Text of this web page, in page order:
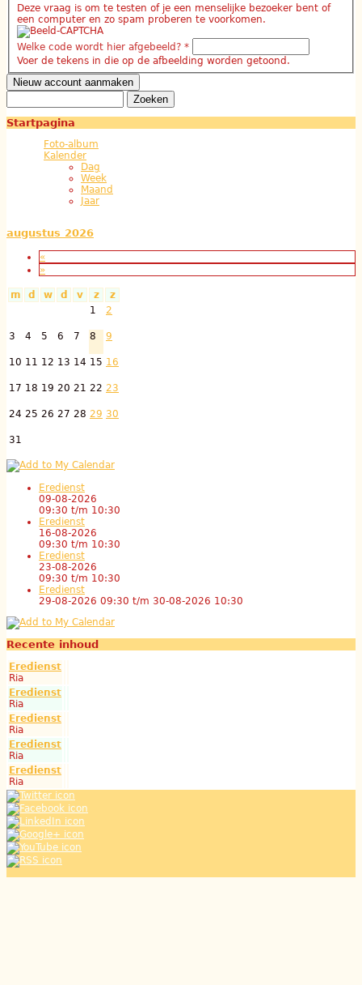
Deze vraag is om te testen of je een menselijke bezoeker bent of
een computer en zo spam proberen te voorkomen.
Welke code wordt hier afgebeeld? *
Voer de tekens in die op de afbeelding worden getoond.
Zoekveld
Startpagina
Foto-album
Kalender
Dag
Week
Maand
Jaar
augustus 2026
«
»
m d w d v z
z
1
2
3 4 5 6 7 8 9
10 11 12 13 14 15 16
17 18 19 20 21 22 23
24 25 26 27 28 29 30
31
Eredienst
09-08-2026
09:30 t/m 10:30
Eredienst
16-08-2026
09:30 t/m 10:30
Eredienst
23-08-2026
09:30 t/m 10:30
Eredienst
29-08-2026 09:30 t/m 30-08-2026 10:30
Recente inhoud
Eredienst
Ria
Eredienst
Ria
Eredienst
Ria
Eredienst
Ria
Eredienst
Ria